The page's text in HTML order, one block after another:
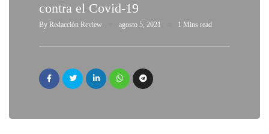
contra el Covid-19
By Redacción Review agosto 5, 2021 1 Mins read